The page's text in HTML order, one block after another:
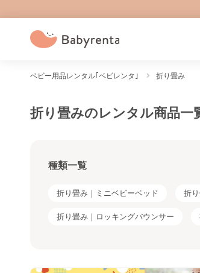
ベビー用品レンタル｢ベビレンタ｣ 折り畳み
折り畳みのレンタル商品一
種類一覧
折り畳み｜ミニベビーベッド 折
折り畳み｜ロッキングバウンサー